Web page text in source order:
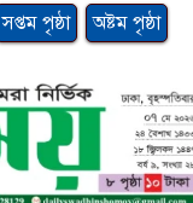
সপ্তম পৃষ্ঠা অষ্টম পৃষ্ঠা